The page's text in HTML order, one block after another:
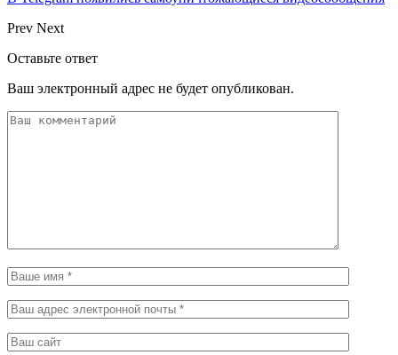
Prev Next
Оставьте ответ
Ваш электронный адрес не будет опубликован.